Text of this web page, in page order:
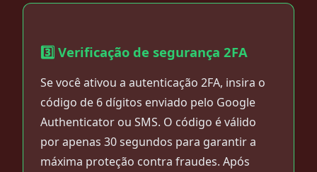
3️⃣ Verificação de segurança 2FA
Se você ativou a autenticação 2FA, insira o
código de 6 dígitos enviado pelo Google
Authenticator ou SMS. O código é válido
por apenas 30 segundos para garantir a
máxima proteção contra fraudes. Após